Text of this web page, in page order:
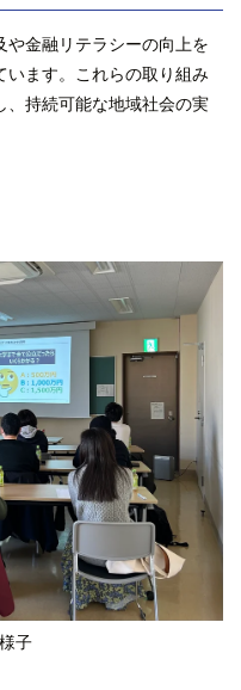
金融リテラシーの向上を
います。これらの取り組み
、持続可能な地域社会の実
子